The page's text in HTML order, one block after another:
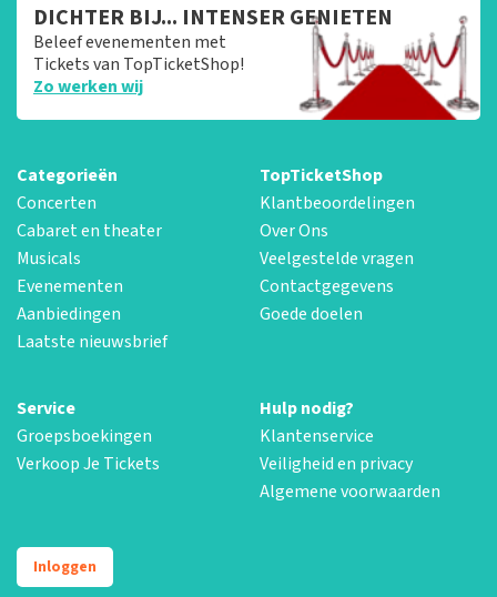
DICHTER BIJ... INTENSER GENIETEN
Beleef evenementen met
Tickets van TopTicketShop!
Zo werken wij
Categorieën
Concerten
Cabaret en theater
Musicals
Evenementen
Aanbiedingen
Laatste nieuwsbrief
TopTicketShop
Klantbeoordelingen
Over Ons
Veelgestelde vragen
Contactgegevens
Goede doelen
Service
Groepsboekingen
Verkoop Je Tickets
Hulp nodig?
Klantenservice
Veiligheid en privacy
Algemene voorwaarden
Inloggen